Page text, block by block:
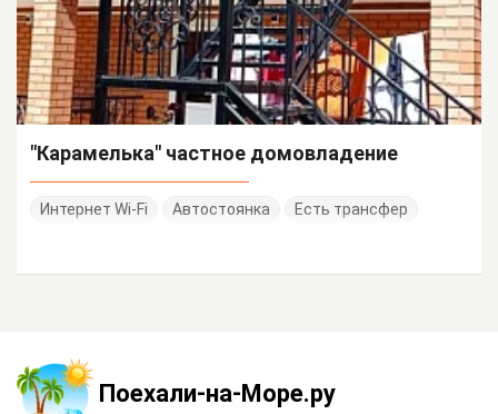
"Карамелька" частное домовладение
Интернет Wi-Fi Автостоянка Есть трансфер
Поехали-на-Море.ру